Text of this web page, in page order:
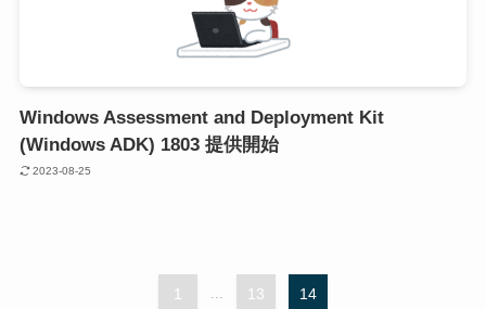
Windows Assessment and Deployment Kit
(Windows ADK) 1803 提供開始
2023-08-25
1 ... 13 14